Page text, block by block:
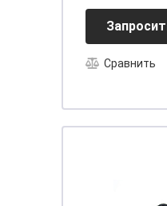
Сравнить